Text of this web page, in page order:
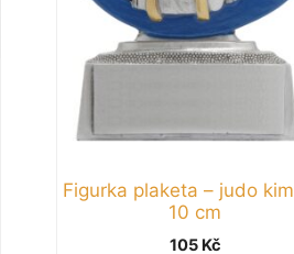
Figurka plaketa – judo
10 cm
105 Kč